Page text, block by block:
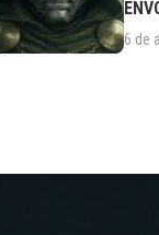
6 de